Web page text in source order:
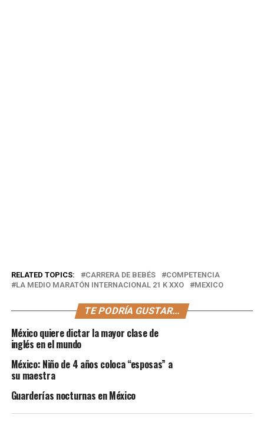
RELATED TOPICS: CARRERA DE BEBÉS
COMPETENCIA
LA MEDIO MARATÓN INTERNACIONAL 21 K XXO
MEXICO
TE PODRÍA GUSTAR...
México quiere dictar la mayor clase de
inglés en el mundo
México: Niño de 4 años coloca “esposas” a
su maestra
Guarderías nocturnas en México